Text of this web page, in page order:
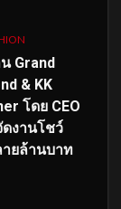
Grand
& KK
โดย CEO
งานโชว์
ายล้านบาท